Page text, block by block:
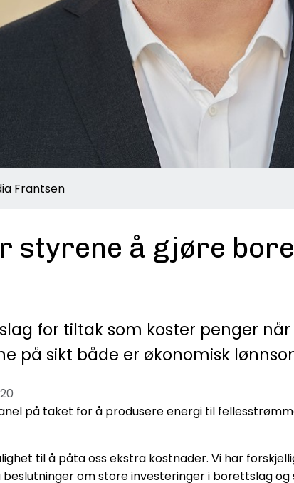
Frantsen
styrene å gjøre
for tiltak som koster penger
på sikt både er økonomisk
på taket for å produsere energi til
til å påta oss ekstra kostnader. Vi har
om store investeringer i borettslag og